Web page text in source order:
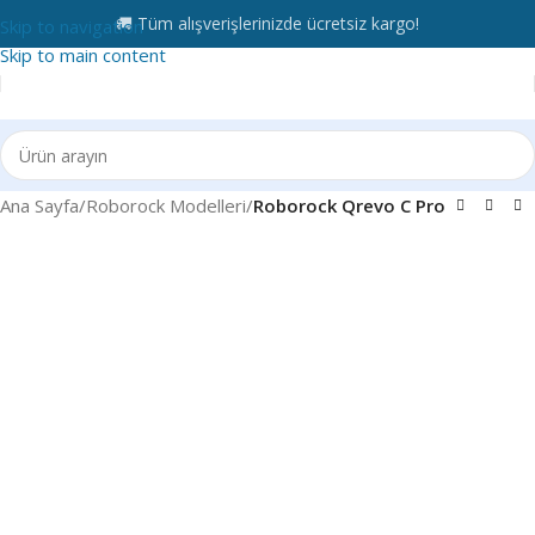
Skip to navigation
Skip to main content
🚚 Tüm alışverişlerinizde ücretsiz kargo!
Ana Sayfa Roborock Modelleri Roborock Qrevo C Pro